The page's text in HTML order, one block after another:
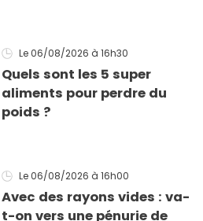
Le 06/08/2026 à 16h30
Quels sont les 5 super
aliments pour perdre du
poids ?
Le 06/08/2026 à 16h00
Avec des rayons vides : va-
t-on vers une pénurie de